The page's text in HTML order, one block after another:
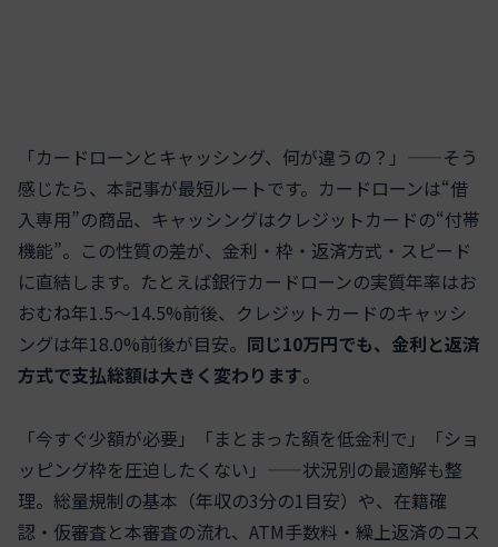
「カードローンとキャッシング、何が違うの？」——そう
感じたら、本記事が最短ルートです。カードローンは“借
入専用”の商品、キャッシングはクレジットカードの“付帯
機能”。この性質の差が、金利・枠・返済方式・スピード
に直結します。たとえば銀行カードローンの実質年率はお
おむね年1.5～14.5%前後、クレジットカードのキャッシ
ングは年18.0%前後が目安。 同じ10万円でも、金利と返済
方式で支払総額は大きく変わります。
「今すぐ少額が必要」「まとまった額を低金利で」「ショ
ッピング枠を圧迫したくない」——状況別の最適解も整
理。総量規制の基本（年収の3分の1目安）や、在籍確
認・仮審査と本審査の流れ、ATM手数料・繰上返済のコス